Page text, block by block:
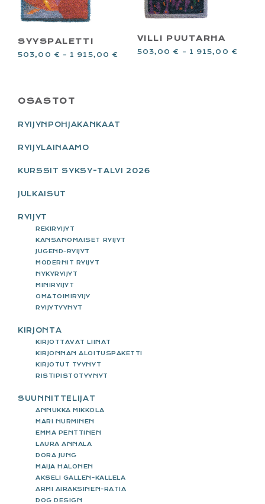
SYYSPALETTI
503,00 € – 1 915,00 €
VILLI PUUTARHA
503,00 € – 1 915,00 €
PRIMARY
SIDEBAR
OSASTOT
RYIJYNPOHJAKANKAAT
RYIJYLAINAAMO
KURSSIT SYKSY-TALVI 2026
JULKAISUT
RYIJYT
REKIRYIJYT
KANSANOMAISET RYIJYT
JUGEND-RYIJYT
MODERNIT RYIJYT
NYKYRYIJYT
MINIRYIJYT
OMATOIMIRYIJY
RYIJYTYYNYT
KIRJONTA
KIRJOTTAVAT LIINAT
KIRJONNAN ALOITUSPAKETTI
KIRJOTUT TYYNYT
RISTIPISTOTYYNYT
SUUNNITTELIJAT
ANNUKKA MIKKOLA
MARI NURMINEN
EMMA PENTTINEN
LAURA ANNALA
DORA JUNG
MAIJA HALONEN
AKSELI GALLEN-KALLELA
ARMI AIRAKSINEN-RATIA
DOG DESIGN